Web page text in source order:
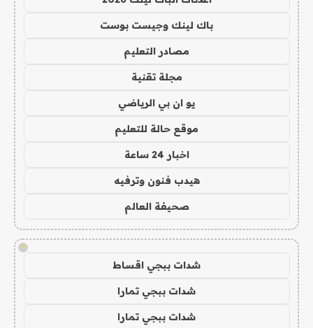
باك لينك وجيست بوست
مصادر التعليم
مجلة تقنية
يو ان بي الرياضي
موقع حالة للتعليم
اخبار 24 ساعة
هيدب فنون وترفيه
صحيفة العالم
!
شدات ببجي اقساط
شدات ببجي تمارا
شدات ببجي تمارا